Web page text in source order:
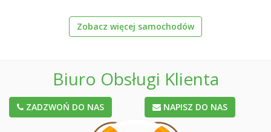
Zobacz więcej samochodów
Biuro Obsługi Klienta
ZADZWOŃ DO NAS NAPISZ DO NAS